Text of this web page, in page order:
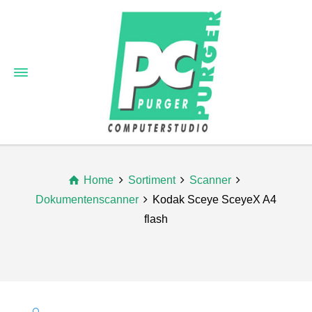
Home Sortiment
Scanner
Dokumentenscanner
Kodak Sceye SceyeX A4
flash